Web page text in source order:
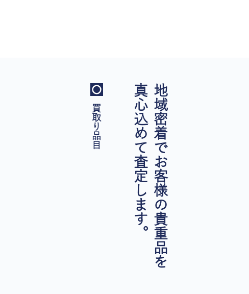
買取り品目 地域密着でお客様の貴重品を
真心込めて査定します。